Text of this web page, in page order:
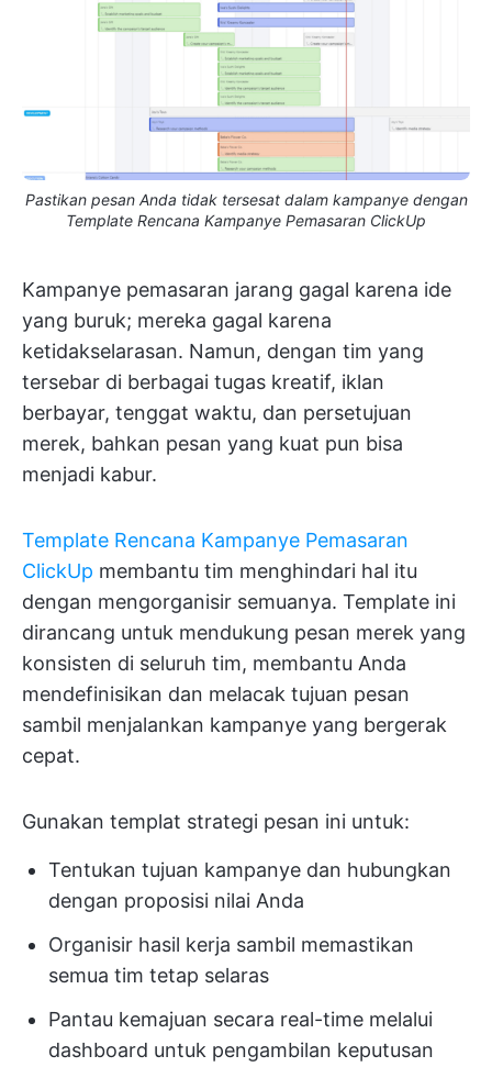
Pastikan pesan Anda tidak tersesat dalam kampanye dengan
Template Rencana Kampanye Pemasaran ClickUp
Kampanye pemasaran jarang gagal karena ide
yang buruk; mereka gagal karena
ketidakselarasan. Namun, dengan tim yang
tersebar di berbagai tugas kreatif, iklan
berbayar, tenggat waktu, dan persetujuan
merek, bahkan pesan yang kuat pun bisa
menjadi kabur.
Template Rencana Kampanye Pemasaran
ClickUp membantu tim menghindari hal itu
dengan mengorganisir semuanya. Template ini
dirancang untuk mendukung pesan merek yang
konsisten di seluruh tim, membantu Anda
mendefinisikan dan melacak tujuan pesan
sambil menjalankan kampanye yang bergerak
cepat.
Gunakan templat strategi pesan ini untuk:
Tentukan tujuan kampanye dan hubungkan
dengan proposisi nilai Anda
Organisir hasil kerja sambil memastikan
semua tim tetap selaras
Pantau kemajuan secara real-time melalui
dashboard untuk pengambilan keputusan